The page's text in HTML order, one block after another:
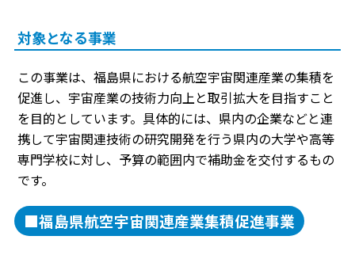
対象となる事業
この事業は、福島県における航空宇宙関連産業の集積を
促進し、宇宙産業の技術力向上と取引拡大を目指すこと
を目的としています。具体的には、県内の企業などと連
携して宇宙関連技術の研究開発を行う県内の大学や高等
専門学校に対し、予算の範囲内で補助金を交付するもの
です。
■福島県航空宇宙関連産業集積促進事業